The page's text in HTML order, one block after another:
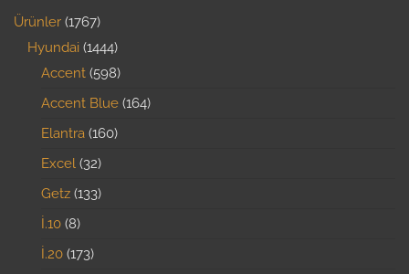
Ürünler 1767
Hyundai 1444
Accent 598
Accent Blue 164
Elantra 160
Excel 32
Getz 133
İ.10 8
İ.20 173